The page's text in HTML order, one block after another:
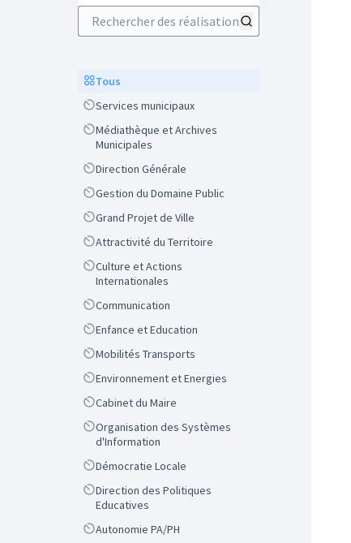
Rechercher des réalisations
ScopeTous
ScopeServices municipaux
Scope
Médiathèque et Archives
Municipales
ScopeDirection Générale
ScopeGestion du Domaine Public
ScopeGrand Projet de Ville
ScopeAttractivité du Territoire
Scope
Culture et Actions
Internationales
ScopeCommunication
ScopeEnfance et Education
ScopeMobilités Transports
ScopeEnvironnement et Energies
ScopeCabinet du Maire
Scope
Organisation des Systèmes
d'Information
ScopeDémocratie Locale
Scope
Direction des Politiques
Educatives
ScopeAutonomie PA/PH